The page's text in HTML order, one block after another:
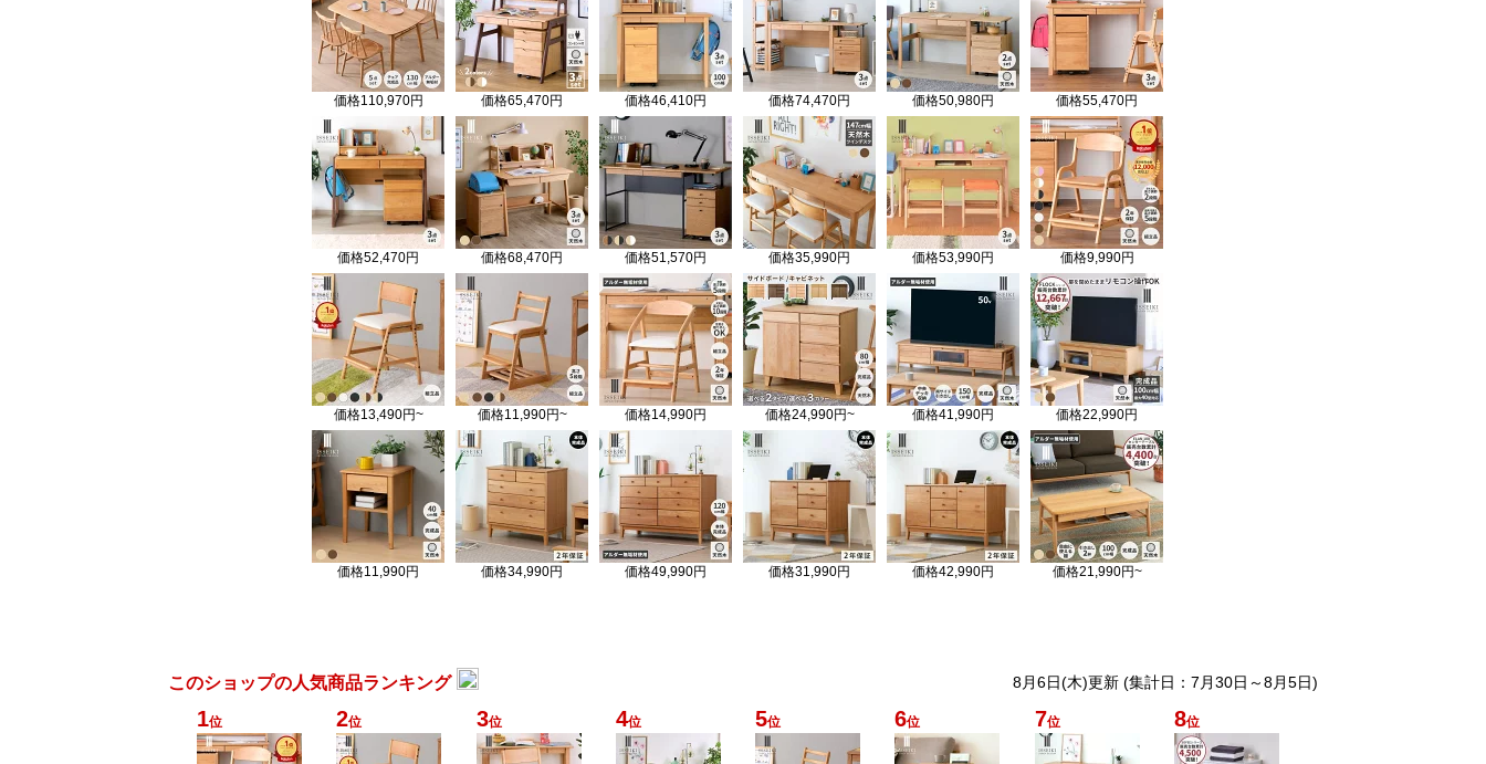
価格110,970円 価格65,470円 価格46,410円 価格74,470円 価格50,980円 価格55,470円
価格52,470円 価格68,470円 価格51,570円 価格35,990円 価格53,990円 価格9,990円
価格13,490円~ 価格11,990円~ 価格14,990円 価格24,990円~ 価格41,990円 価格22,990円
価格11,990円 価格34,990円 価格49,990円 価格31,990円 価格42,990円 価格21,990円~
このショップの人気商品ランキング 8月6日(木)更新 (集計日：7月30日～8月5日)
1位 2位 3位 4位 5位 6位 7位 8位